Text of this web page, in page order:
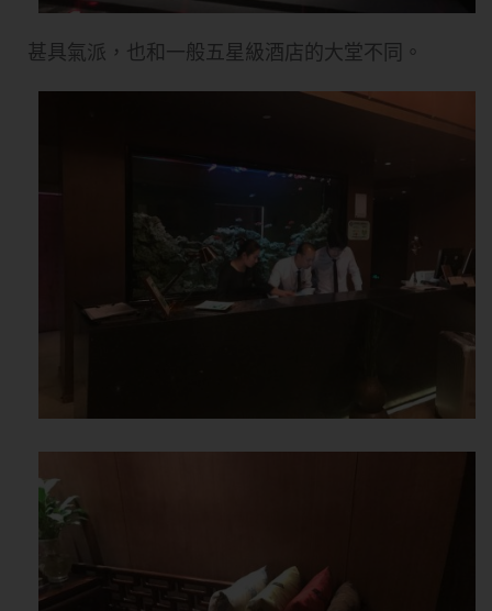
甚具氣派，也和一般五星級酒店的大堂不同。